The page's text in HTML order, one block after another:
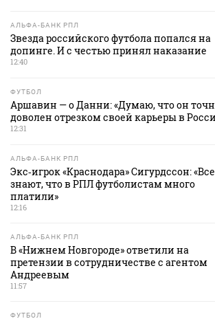
АЛЬФА-БАНК РПЛ
Звезда российского футбола попался на
допинге. И с честью принял наказание
12:40
ФУТБОЛ
Аршавин — о Данни: «Думаю, что он
доволен отрезком своей карьеры в
12:31
АЛЬФА-БАНК РПЛ
Экс‑игрок «Краснодара» Сигурдссон: «Все
знают, что в РПЛ футболистам много
платили»
12:16
АЛЬФА-БАНК РПЛ
В «Нижнем Новгороде» ответили на
претензии в сотрудничестве с агентом
Андреевым
11:57
ФУТБОЛ